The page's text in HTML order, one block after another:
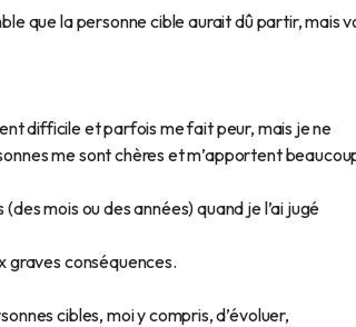
que la personne cible aurait dû partir, mais
difficile et parfois me fait peur, mais je ne
me sont chères et m’apportent
mois ou des années) quand je l’ai jugé
graves conséquences.
cibles, moi y compris, d’évoluer,